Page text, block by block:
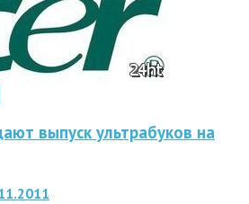
выпуск ультрабуков на